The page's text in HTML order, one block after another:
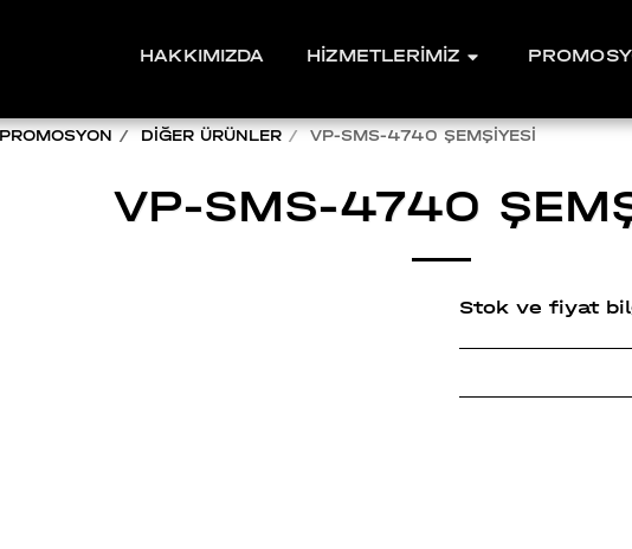
HAKKIMIZDA HİZMETLERİMİZ
PROMOSYON DİĞER ÜRÜNLER VP-SMS-4740 ŞEMŞİYESİ
VP-SMS-4740
Stok ve fiyat